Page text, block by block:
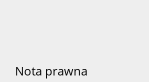
Nota prawna